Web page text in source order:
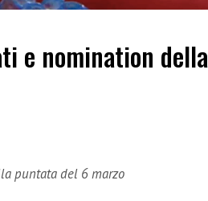
e nomination della
puntata del 6 marzo